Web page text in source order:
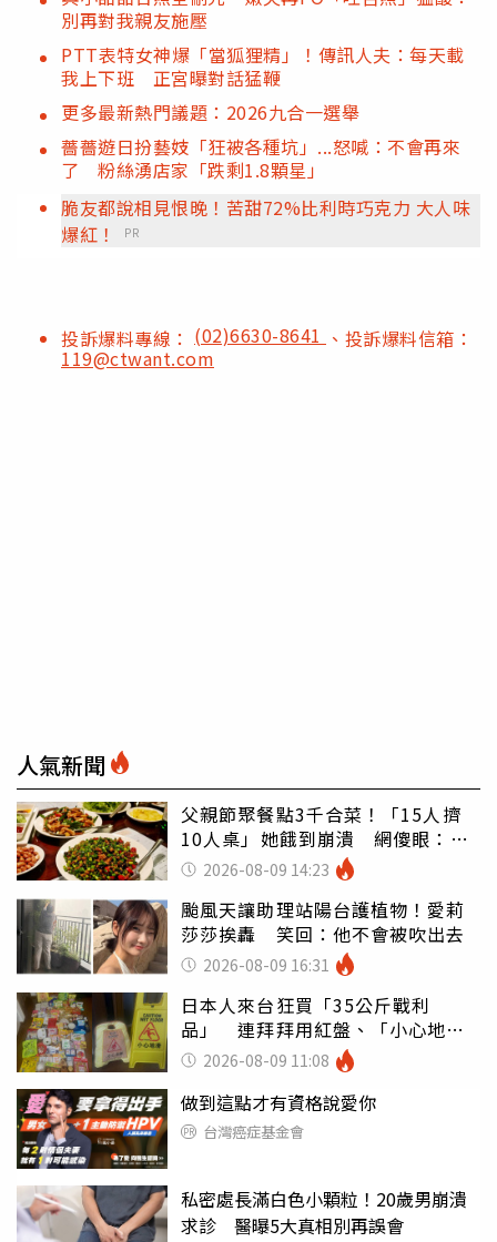
別再對我親友施壓
PTT表特女神爆「當狐狸精」！傳訊人夫：每天載
我上下班 正宮曝對話猛鞭
更多最新熱門議題：2026九合一選舉
薔薔遊日扮藝妓「狂被各種坑」...怒喊：不會再來
了 粉絲湧店家「跌剩1.8顆星」
脆友都說相見恨晚！苦甜72%比利時巧克力 大人味
爆紅！
PR
投訴爆料專線： (02)6630-8641 、投訴爆料信箱：
119@ctwant.com
人氣新聞
父親節聚餐點3千合菜！「15人擠
10人桌」她餓到崩潰 網傻眼：讓
店家看笑話
2026-08-09 14:23
颱風天讓助理站陽台護植物！愛莉
莎莎挨轟 笑回：他不會被吹出去
2026-08-09 16:31
日本人來台狂買「35公斤戰利
品」 連拜拜用紅盤、「小心地
滑」告示牌也帶回家
2026-08-09 11:08
做到這點才有資格說愛你
台灣癌症基金會
私密處長滿白色小顆粒！20歲男崩潰
求診 醫曝5大真相別再誤會